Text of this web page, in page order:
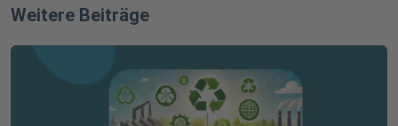
Weitere Beiträge